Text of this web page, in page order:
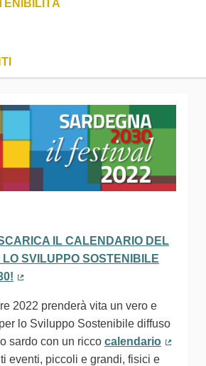
IL CALENDARIO DEL
LO SVILUPPO SOSTENIBILE
2022 prenderà vita un vero e
lo Sviluppo Sostenibile diffuso
sardo con un ricco calendario
eventi, piccoli e grandi, fisici e